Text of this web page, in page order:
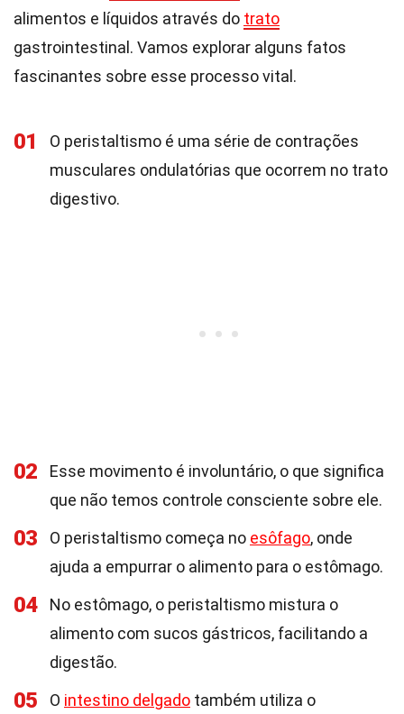
alimentos e líquidos através do trato
gastrointestinal. Vamos explorar alguns fatos
fascinantes sobre esse processo vital.
01
O peristaltismo é uma série de contrações
musculares ondulatórias que ocorrem no trato
digestivo.
02
Esse movimento é involuntário, o que significa
que não temos controle consciente sobre ele.
03 O peristaltismo começa no esôfago, onde
ajuda a empurrar o alimento para o estômago.
04
No estômago, o peristaltismo mistura o
alimento com sucos gástricos, facilitando a
digestão.
05 O intestino delgado também utiliza o